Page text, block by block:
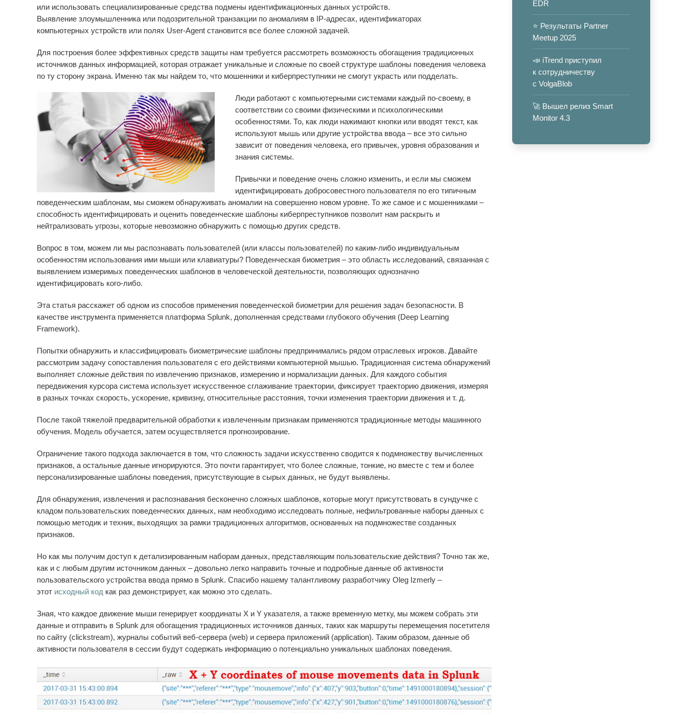
или использовать специализированные средства подмены идентификационных данных устройств.
Выявление злоумышленника или подозрительной транзакции по аномалиям в IP-адресах, идентификаторах
компьютерных устройств или полях User-Agent становится все более сложной задачей.
Для построения более эффективных средств защиты нам требуется рассмотреть возможность обогащения традиционных
источников данных информацией, которая отражает уникальные и сложные по своей структуре шаблоны поведения человека
по ту сторону экрана. Именно так мы найдем то, что мошенники и киберпреступники не смогут украсть или подделать.
Люди работают с компьютерными системами каждый по-своему, в
соответствии со своими физическими и психологическими
особенностями. То, как люди нажимают кнопки или вводят текст, как
используют мышь или другие устройства ввода – все это сильно
зависит от поведения человека, его привычек, уровня образования и
знания системы.
Привычки и поведение очень сложно изменить, и если мы сможем
идентифицировать добросовестного пользователя по его типичным
поведенческим шаблонам, мы сможем обнаруживать аномалии на совершенно новом уровне. То же самое и с мошенниками –
способность идентифицировать и оценить поведенческие шаблоны киберпреступников позволит нам раскрыть и
нейтрализовать угрозы, которые невозможно обнаружить с помощью других средств.
Вопрос в том, можем ли мы распознавать пользователей (или классы пользователей) по каким-либо индивидуальным
особенностям использования ими мыши или клавиатуры? Поведенческая биометрия – это область исследований, связанная с
выявлением измеримых поведенческих шаблонов в человеческой деятельности, позволяющих однозначно
идентифицировать кого-либо.
Эта статья расскажет об одном из способов применения поведенческой биометрии для решения задач безопасности. В
качестве инструмента применяется платформа Splunk, дополненная средствами глубокого обучения (Deep Learning
Framework).
Попытки обнаружить и классифицировать биометрические шаблоны предпринимались рядом отраслевых игроков. Давайте
рассмотрим задачу сопоставления пользователя с его действиями компьютерной мышью. Традиционная система обнаружений
выполняет сложные действия по извлечению признаков, измерению и нормализации данных. Для каждого события
передвижения курсора система использует искусственное сглаживание траектории, фиксирует траекторию движения, измеряя
в разных точках скорость, ускорение, кривизну, относительные расстояния, точки изменения траектории движения и т. д.
После такой тяжелой предварительной обработки к извлеченным признакам применяются традиционные методы машинного
обучения. Модель обучается, затем осуществляется прогнозирование.
Ограничение такого подхода заключается в том, что сложность задачи искусственно сводится к подмножеству вычисленных
признаков, а остальные данные игнорируются. Это почти гарантирует, что более сложные, тонкие, но вместе с тем и более
персонализированные шаблоны поведения, присутствующие в сырых данных, не будут выявлены.
Для обнаружения, извлечения и распознавания бесконечно сложных шаблонов, которые могут присутствовать в сундучке с
кладом пользовательских поведенческих данных, нам необходимо исследовать полные, нефильтрованные наборы данных с
помощью методик и техник, выходящих за рамки традиционных алгоритмов, основанных на подмножестве созданных
признаков.
Но как мы получим доступ к детализированным наборам данных, представляющим пользовательские действия? Точно так же,
как и с любым другим источником данных – довольно легко направить точные и подробные данные об активности
пользовательского устройства ввода прямо в Splunk. Спасибо нашему талантливому разработчику Oleg Izmerly –
этот исходный код как раз демонстрирует, как можно это сделать.
Зная, что каждое движение мыши генерирует координаты X и Y указателя, а также временную метку, мы можем собрать эти
данные и отправить в Splunk для обогащения традиционных источников данных, таких как маршруты перемещения посетителя
по сайту (clickstream), журналы событий веб-сервера (web) и сервера приложений (application). Таким образом, данные об
активности пользователя в сессии будут содержать информацию о потенциально уникальных шаблонах поведения.
EDR
⭐️ Результаты Partner
Meetup 2025
📣 iTrend приступил
к сотрудничеству
с VolgaBlob
🚀 Вышел релиз Smart
Monitor 4.3